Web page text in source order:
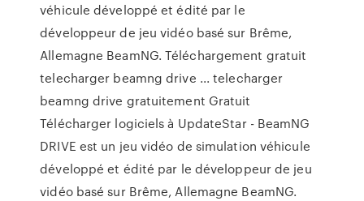
véhicule développé et édité par le
développeur de jeu vidéo basé sur Brême,
Allemagne BeamNG. Téléchargement gratuit
telecharger beamng drive ... telecharger
beamng drive gratuitement Gratuit
Télécharger logiciels à UpdateStar - BeamNG
DRIVE est un jeu vidéo de simulation véhicule
développé et édité par le développeur de jeu
vidéo basé sur Brême, Allemagne BeamNG.